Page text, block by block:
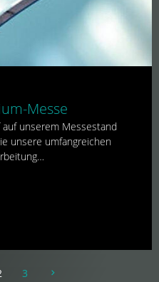
Messe
unserem Messestand
unsere umfangreichen
3